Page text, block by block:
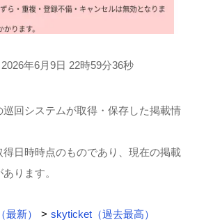
年6月9日 22時59分36秒
回システムが取得・保存した掲載情
日時時点のものであり、現在の掲載
ります。
新） > skyticket（過去最高）